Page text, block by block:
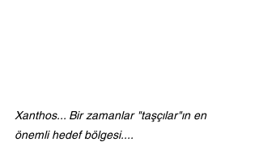
Xanthos... Bir zamanlar "taşçılar"ın en
önemli hedef bölgesi....